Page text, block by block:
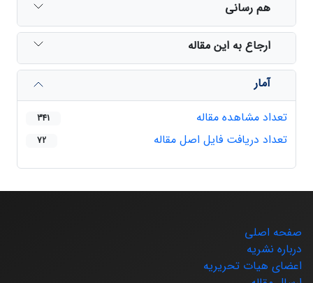
هم رسانی
ارجاع به این مقاله
آمار
تعداد مشاهده مقاله
341
تعداد دریافت فایل اصل مقاله 72
صفحه اصلی
درباره نشریه
اعضای هیات تحریریه